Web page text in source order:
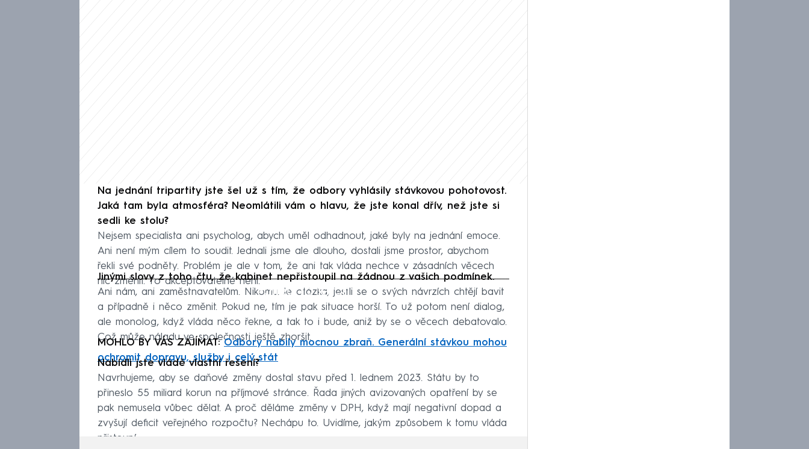
Na jednání tripartity jste šel už s tím, že odbory vyhlásily stávkovou pohotovost.
Jaká tam byla atmosféra? Neomlátili vám o hlavu, že jste konal dřív, než jste si
sedli ke stolu?
Nejsem specialista ani psycholog, abych uměl odhadnout, jaké byly na jednání emoce.
Ani není mým cílem to soudit. Jednali jsme ale dlouho, dostali jsme prostor, abychom
řekli své podněty. Problém je ale v tom, že ani tak vláda nechce v zásadních věcech
nic změnit. To akceptovatelné není.
Failed to fetch
Jinými slovy z toho čtu, že kabinet nepřistoupil na žádnou z vašich podmínek.
Ani nám, ani zaměstnavatelům. Nikomu. Je otázka, jestli se o svých návrzích chtějí bavit
a případně i něco změnit. Pokud ne, tím je pak situace horší. To už potom není dialog,
ale monolog, když vláda něco řekne, a tak to i bude, aniž by se o věcech debatovalo.
Což může náladu ve společnosti ještě zhoršit.
MOHLO BY VÁS ZAJÍMAT:Odbory nabily mocnou zbraň. Generální stávkou mohou
ochromit dopravu, služby i celý stát
Nabídli jste vládě vlastní řešení?
Navrhujeme, aby se daňové změny dostal stavu před 1. lednem 2023. Státu by to
přineslo 55 miliard korun na příjmové stránce. Řada jiných avizovaných opatření by se
pak nemusela vůbec dělat. A proč děláme změny v DPH, když mají negativní dopad a
zvyšují deficit veřejného rozpočtu? Nechápu to. Uvidíme, jakým způsobem k tomu vláda
přistoupí.